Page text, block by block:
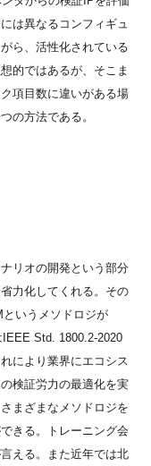
は異なるコンフィギュ
ら、活性化されている
的ではあるが、そこま
項目数に違いがある場
の方法である。
リオの開発という部分
力化してくれる。その
いうメソドロジが
Std. 1800.2-2020
により業界にエコシス
検証労力の最適化を実
まざまなメソドロジを
きる。トレーニング会
える。また近年では北